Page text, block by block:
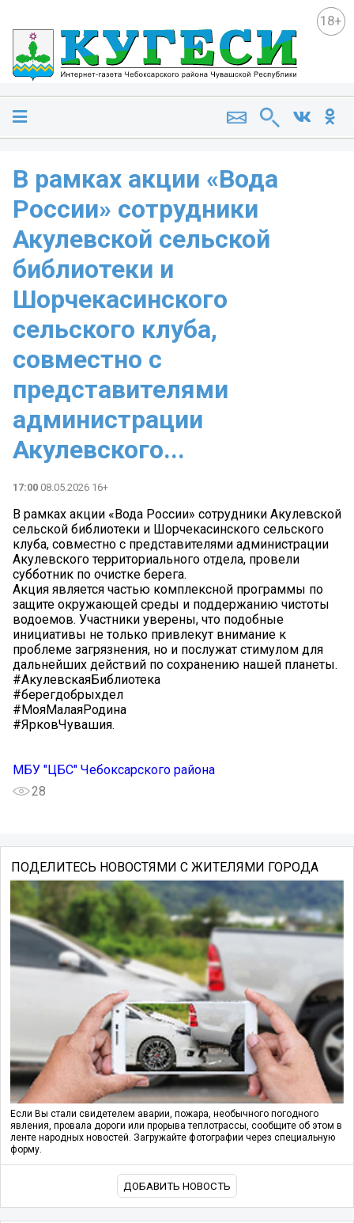
18+
В рамках акции «Вода
России» сотрудники
Акулевской сельской
библиотеки и
Шорчекасинского
сельского клуба,
совместно с
представителями
администрации
Акулевского...
17:00 08.05.2026 16+
В рамках акции «Вода России» сотрудники Акулевской
сельской библиотеки и Шорчекасинского сельского
клуба, совместно с представителями администрации
Акулевского территориального отдела, провели
субботник по очистке берега.
Акция является частью комплексной программы по
защите окружающей среды и поддержанию чистоты
водоемов. Участники уверены, что подобные
инициативы не только привлекут внимание к
проблеме загрязнения, но и послужат стимулом для
дальнейших действий по сохранению нашей планеты.
#АкулевскаяБиблиотека
#берегдобрыхдел
#МояМалаяРодина
#ЯрковЧувашия.
МБУ "ЦБС" Чебоксарского района
28
ПОДЕЛИТЕСЬ НОВОСТЯМИ С ЖИТЕЛЯМИ ГОРОДА
Если Вы стали свидетелем аварии, пожара, необычного погодного
явления, провала дороги или прорыва теплотрассы, сообщите об этом в
ленте народных новостей. Загружайте фотографии через специальную
форму.
ДОБАВИТЬ НОВОСТЬ